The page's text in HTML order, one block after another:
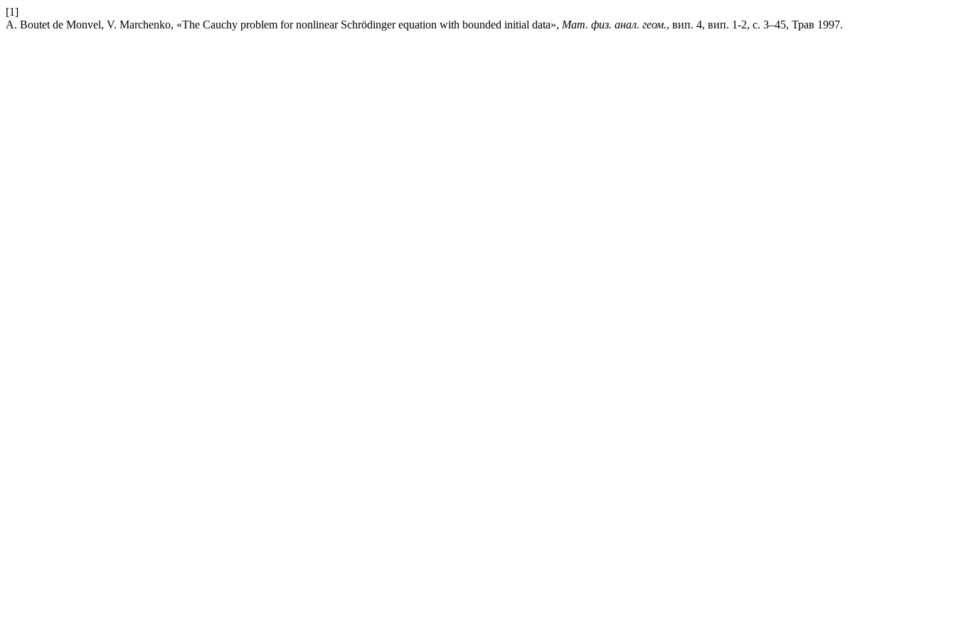
[1]
A. Boutet de Monvel, V. Marchenko, «The Cauchy problem for nonlinear Schrödinger equation with bounded initial data», Мат. физ. анал. геом., вип. 4, вип. 1-2, с. 3–45, Трав 1997.